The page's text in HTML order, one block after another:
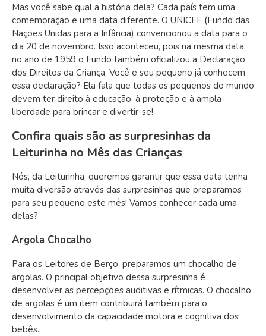
Mas você sabe qual a história dela? Cada país tem uma
comemoração e uma data diferente. O UNICEF (Fundo das
Nações Unidas para a Infância) convencionou a data para o
dia 20 de novembro. Isso aconteceu, pois na mesma data,
no ano de 1959 o Fundo também oficializou a Declaração
dos Direitos da Criança. Você e seu pequeno já conhecem
essa declaração? Ela fala que todas os pequenos do mundo
devem ter direito à educação, à proteção e à ampla
liberdade para brincar e divertir-se!
Confira quais são as surpresinhas da
Leiturinha no Mês das Crianças
Nós, da Leiturinha, queremos garantir que essa data tenha
muita diversão através das surpresinhas que preparamos
para seu pequeno este mês! Vamos conhecer cada uma
delas?
Argola Chocalho
Para os Leitores de Berço, preparamos um chocalho de
argolas. O principal objetivo dessa surpresinha é
desenvolver as percepções auditivas e rítmicas. O chocalho
de argolas é um item contribuirá também para o
desenvolvimento da capacidade motora e cognitiva dos
bebês.